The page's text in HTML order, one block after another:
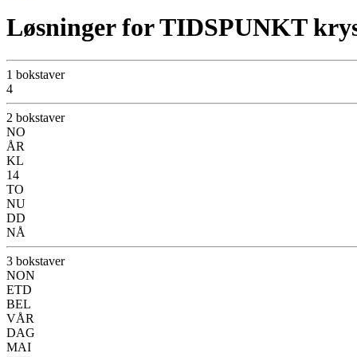
Løsninger for TIDSPUNKT
1 bokstaver
4
2 bokstaver
NO
ÅR
KL
14
TO
NU
DD
NÅ
3 bokstaver
NON
ETD
BEL
VÅR
DAG
MAI